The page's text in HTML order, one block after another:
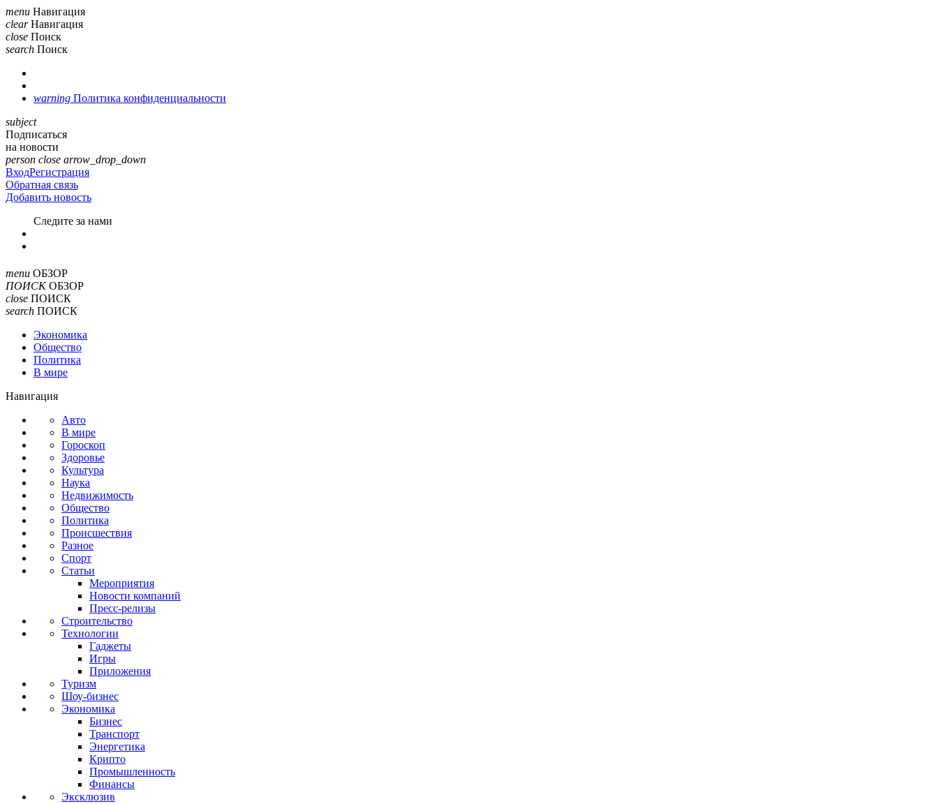
menu Навигация
clear Навигация
close Поиск
search Поиск
warning Политика конфиденциальности
subject
Подписаться
на новости
person close arrow_drop_down
ВходРегистрация
Обратная связь
Добавить новость
Cледите за нами
menu ОБЗОР
ПОИСК ОБЗОР
close ПОИСК
search ПОИСК
Экономика
Общество
Политика
В мире
Навигация
Авто
В мире
Гороскоп
Здоровье
Культура
Наука
Недвижимость
Общество
Политика
Происшествия
Разное
Спорт
Статьи
Мероприятия
Новости компаний
Пресс-релизы
Строительство
Технологии
Гаджеты
Игры
Приложения
Туризм
Шоу-бизнес
Экономика
Бизнес
Транспорт
Энергетика
Крипто
Промышленность
Финансы
Эксклюзив